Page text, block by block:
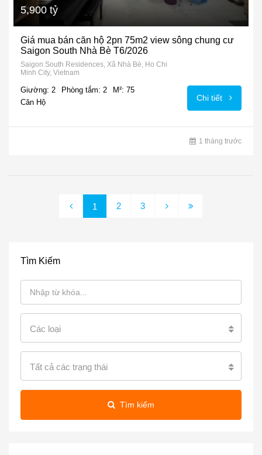
5,900 tỷ
Giá mua bán căn hộ 2pn 75m2 view sông chung cư
Saigon South Nhà Bè T6/2026
Saigon South Residences, Xã Nhà Bè, Ho Chi
Minh City, Vietnam
Giường: 2 Phòng tắm: 2
M²: 75
Căn Hộ
Chi tiết
1 tháng trước
1 2 3
Tìm Kiếm
Các loại
Tất cả các trạng thái
Tìm kiếm